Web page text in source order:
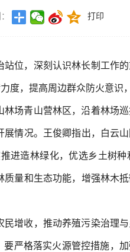
打印
位，深刻认识林长制工作
，提高周边群众防火意识
场青山营林区，沿着林场
情况。王俊卿指出，白云
进造林绿化，优选乡土树
量和生态功能，增强林木
增收，推动养殖污染治理
严格落实火源管控措施，